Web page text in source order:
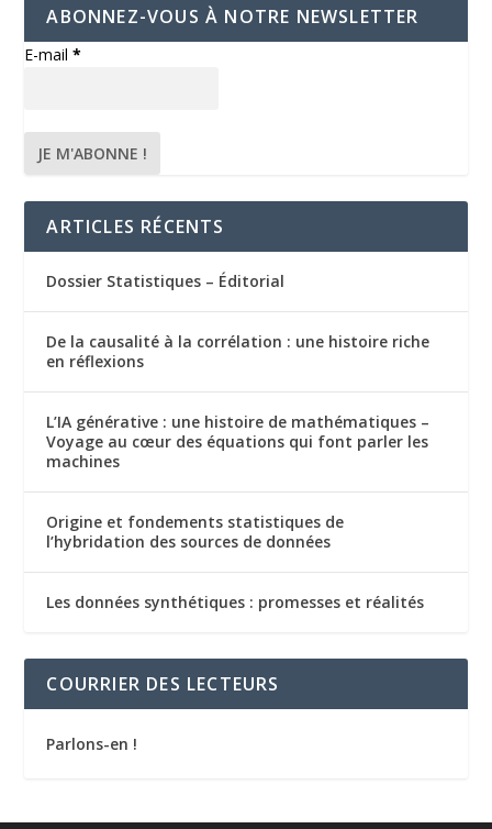
ABONNEZ-VOUS À NOTRE NEWSLETTER
E-mail*
ARTICLES RÉCENTS
Dossier Statistiques – Éditorial
De la causalité à la corrélation : une histoire riche
en réflexions
L’IA générative : une histoire de mathématiques –
Voyage au cœur des équations qui font parler les
machines
Origine et fondements statistiques de
l’hybridation des sources de données
Les données synthétiques : promesses et réalités
COURRIER DES LECTEURS
Parlons-en !